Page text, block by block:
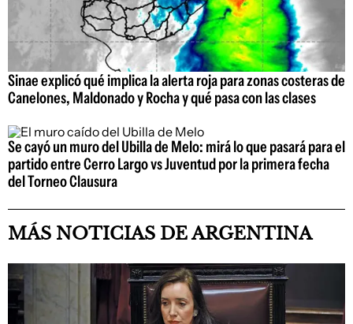
Sinae explicó qué implica la alerta roja para zonas costeras de
Canelones, Maldonado y Rocha y qué pasa con las clases
Se cayó un muro del Ubilla de Melo: mirá lo que pasará para el
partido entre Cerro Largo vs Juventud por la primera fecha
del Torneo Clausura
MÁS NOTICIAS DE ARGENTINA